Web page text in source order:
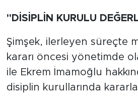
"DİSİPLİN KURULU
Şimşek, ilerleyen süreçte
kararı öncesi yönetimde
ile Ekrem İmamoğlu
disiplin kurullarında